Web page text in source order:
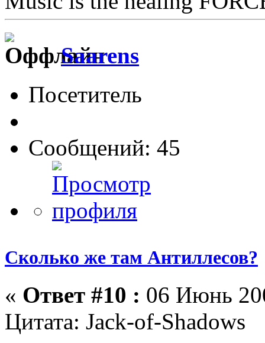
Saarens
Посетитель
Сообщений: 45
Сколько же там Антиллесов?
« Ответ #10 : 06 Июнь
Цитата: Jack-of-Shadows